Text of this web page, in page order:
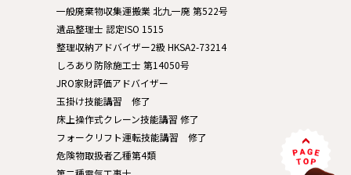
一般廃棄物収集運搬業 北九一廃 第522号
遺品整理士 認定ISO 1515
整理収納アドバイザー2級 HKSA2-73214
しろあり防除施工士 第14050号
JRO家財評価アドバイザー
玉掛け技能講習 修了
床上操作式クレーン技能講習 修了
フォークリフト運転技能講習 修了
危険物取扱者乙種第4類